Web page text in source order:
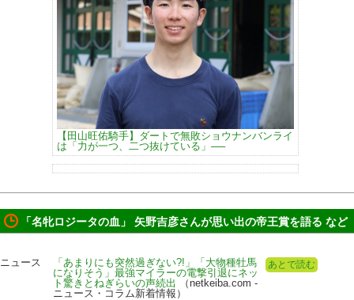
【田山旺佑騎手】ダートで無敗ショウナンバンライ
は「力が一つ、二つ抜けている」──
「名牝ロジータの血」 矢野吉彦さんが思い出の帝王賞を語る など
ニュース
「あまりにも突然過ぎない?!」「大物種牡馬
になりそう」最強マイラーの電撃引退にネッ
ト驚きとねぎらいの声続出
（netkeiba.com -
ニュース・コラム新着情報）
あとで読む